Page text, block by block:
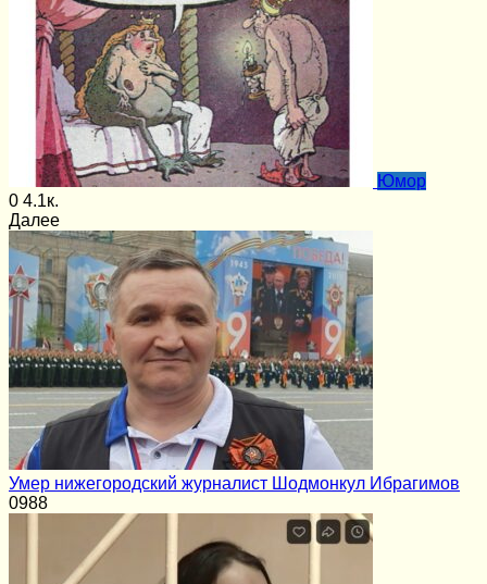
Юмор
0 4.1к.
Далее
Умер нижегородский журналист Шодмонкул Ибрагимов
0988